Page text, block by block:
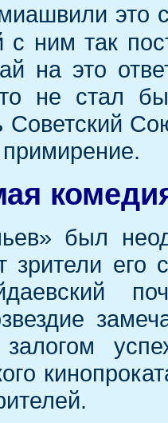
это
с ним так
на это
не стал
Советский
был
зрители его